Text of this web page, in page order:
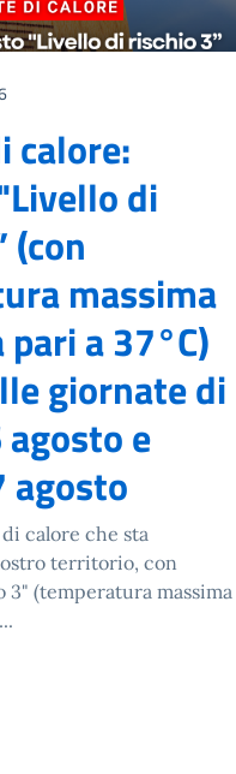
calore:
di
(con
massima
a 37°C)
giornate di
e
agosto
calore che sta
territorio, con
(temperatura massima